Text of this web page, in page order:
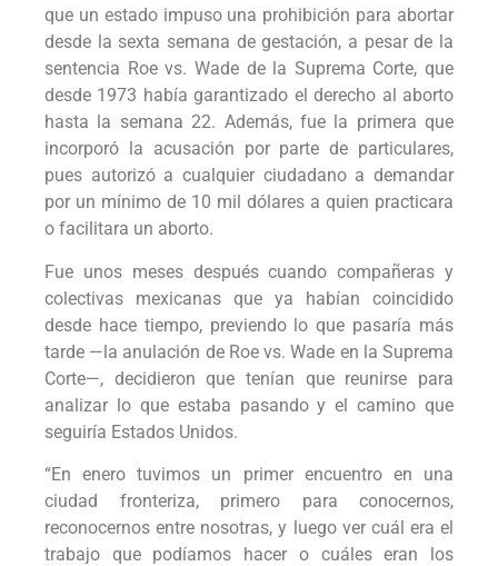
que un estado impuso una prohibición para abortar
desde la sexta semana de gestación, a pesar de la
sentencia Roe vs. Wade de la Suprema Corte, que
desde 1973 había garantizado el derecho al aborto
hasta la semana 22. Además, fue la primera que
incorporó la acusación por parte de particulares,
pues autorizó a cualquier ciudadano a demandar
por un mínimo de 10 mil dólares a quien practicara
o facilitara un aborto.
Fue unos meses después cuando compañeras y
colectivas mexicanas que ya habían coincidido
desde hace tiempo, previendo lo que pasaría más
tarde —la anulación de Roe vs. Wade en la Suprema
Corte—, decidieron que tenían que reunirse para
analizar lo que estaba pasando y el camino que
seguiría Estados Unidos.
“En enero tuvimos un primer encuentro en una
ciudad fronteriza, primero para conocernos,
reconocernos entre nosotras, y luego ver cuál era el
trabajo que podíamos hacer o cuáles eran los